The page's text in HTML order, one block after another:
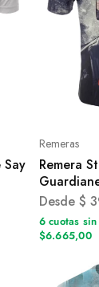
Say
Remeras
Remera
Desde $
6 cuotas
$6.665,00